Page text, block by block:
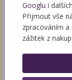
Googlu i
Přijmout vše
zpracováním
zážitek z